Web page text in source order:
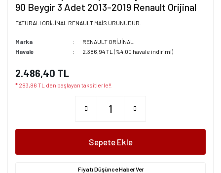
90 Beygir 3 Adet 2013-2019 Renault Orijinal
FATURALI ORİJİNAL RENAULT MAİS ÜRÜNÜDÜR.
Marka
RENAULT ORİJİNAL
Havale
2.386,94 TL (%4,00 havale indirimi)
2.486,40 TL
* 283,86 TL den başlayan taksitlerle!!
Sepete Ekle
Fiyatı Düşünce Haber Ver